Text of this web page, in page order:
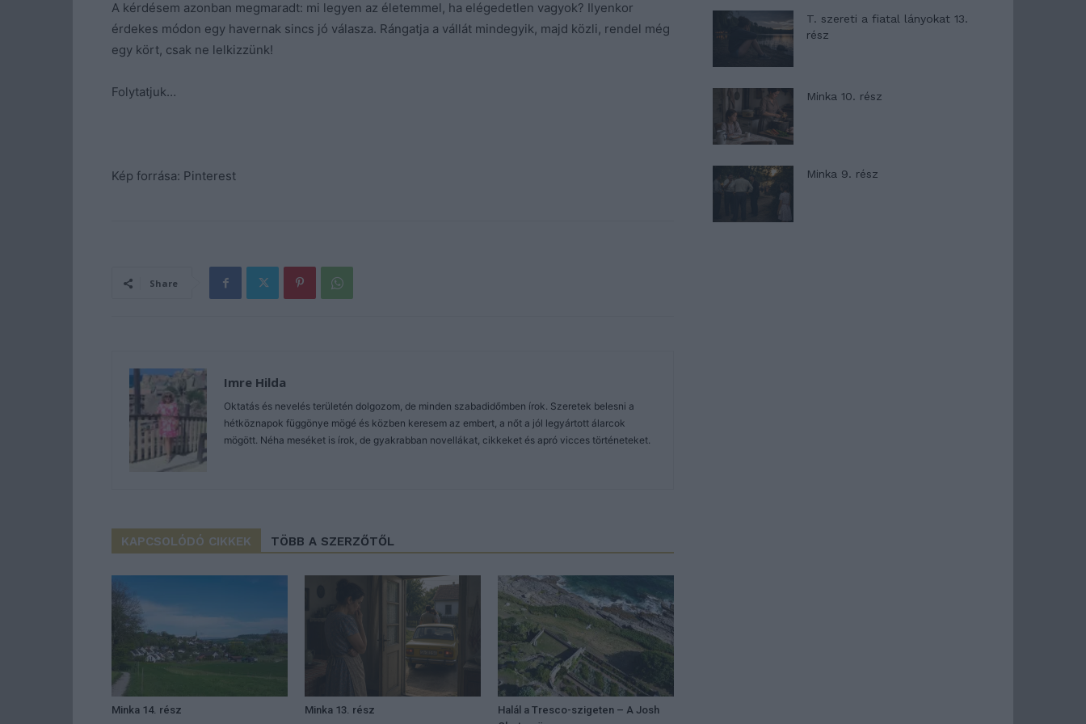
A kérdésem azonban megmaradt: mi legyen az életemmel, ha elégedetlen vagyok? Ilyenkor
érdekes módon egy havernak sincs jó válasza. Rángatja a vállát mindegyik, majd közli, rendel még
egy kört, csak ne lelkizzünk!
Folytatjuk…
Kép forrása: Pinterest
Share
Imre Hilda
Oktatás és nevelés területén dolgozom, de minden szabadidőmben írok. Szeretek belesni a
hétköznapok függönye mögé és közben keresem az embert, a nőt a jól legyártott álarcok
mögött. Néha meséket is írok, de gyakrabban novellákat, cikkeket és apró vicces történeteket.
KAPCSOLÓDÓ CIKKEK TÖBB A SZERZŐTŐL
Minka 14. rész Minka 13. rész
Halál a Tresco-szigeten – A Josh
T. szereti a fiatal lányokat 13.
rész
Minka 10. rész
Minka 9. rész